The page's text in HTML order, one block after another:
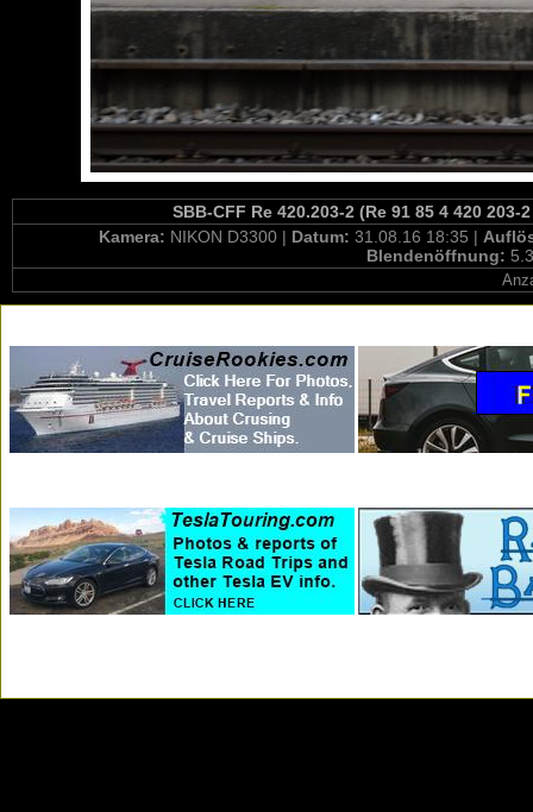
SBB-CFF Re 420.203-2 (Re 91 85 4 420
Kamera: NIKON D3300 | Datum: 31.08.16 18:35 |
Blendenöffnung: